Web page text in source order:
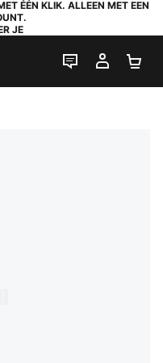
ÉÉN KLIK. ALLEEN MET EEN
JE
LIVE CHAT
MIJN